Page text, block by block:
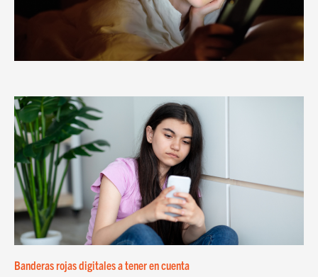
Banderas rojas digitales a tener en cuenta